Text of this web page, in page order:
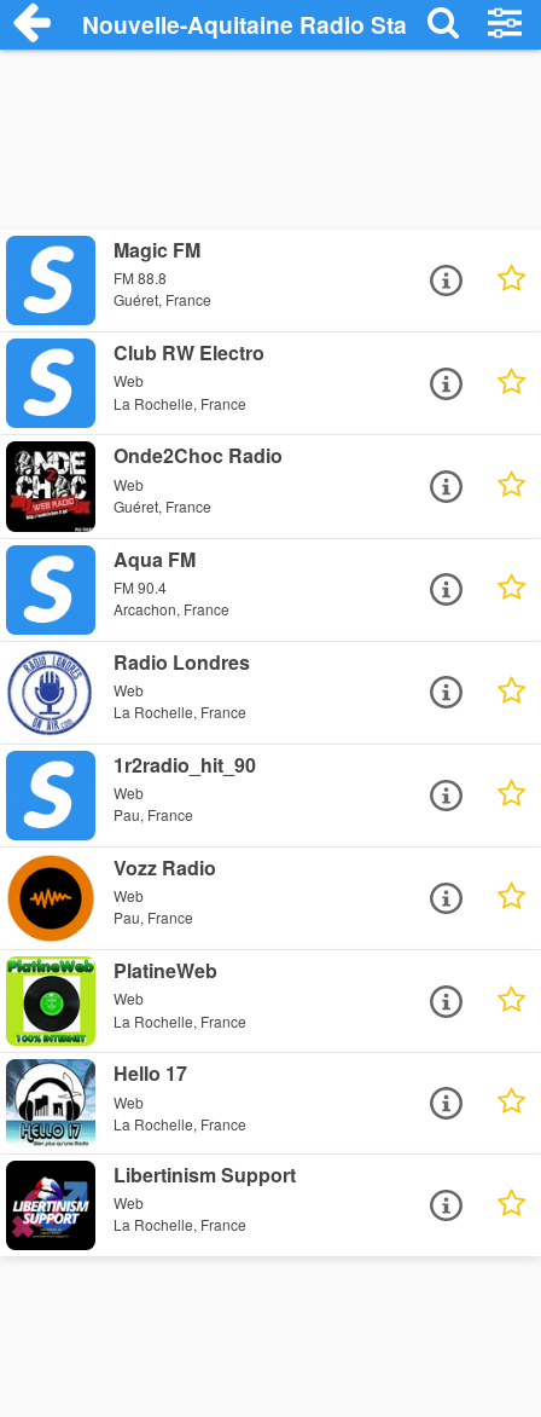
Nouvelle-Aquitaine Radio Stations
Magic FM
FM 88.8
Guéret, France
Club RW Electro
Web
La Rochelle, France
Onde2Choc Radio
Web
Guéret, France
Aqua FM
FM 90.4
Arcachon, France
Radio Londres
Web
La Rochelle, France
1r2radio_hit_90
Web
Pau, France
Vozz Radio
Web
Pau, France
PlatineWeb
Web
La Rochelle, France
Hello 17
Web
La Rochelle, France
Libertinism Support
Web
La Rochelle, France